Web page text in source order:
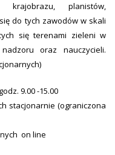
krajobrazu, planistów,
do tych zawodów w skali
się terenami zieleni w
oraz nauczycieli.
9.00 -15.00
stacjonarnie (ograniczona
on line